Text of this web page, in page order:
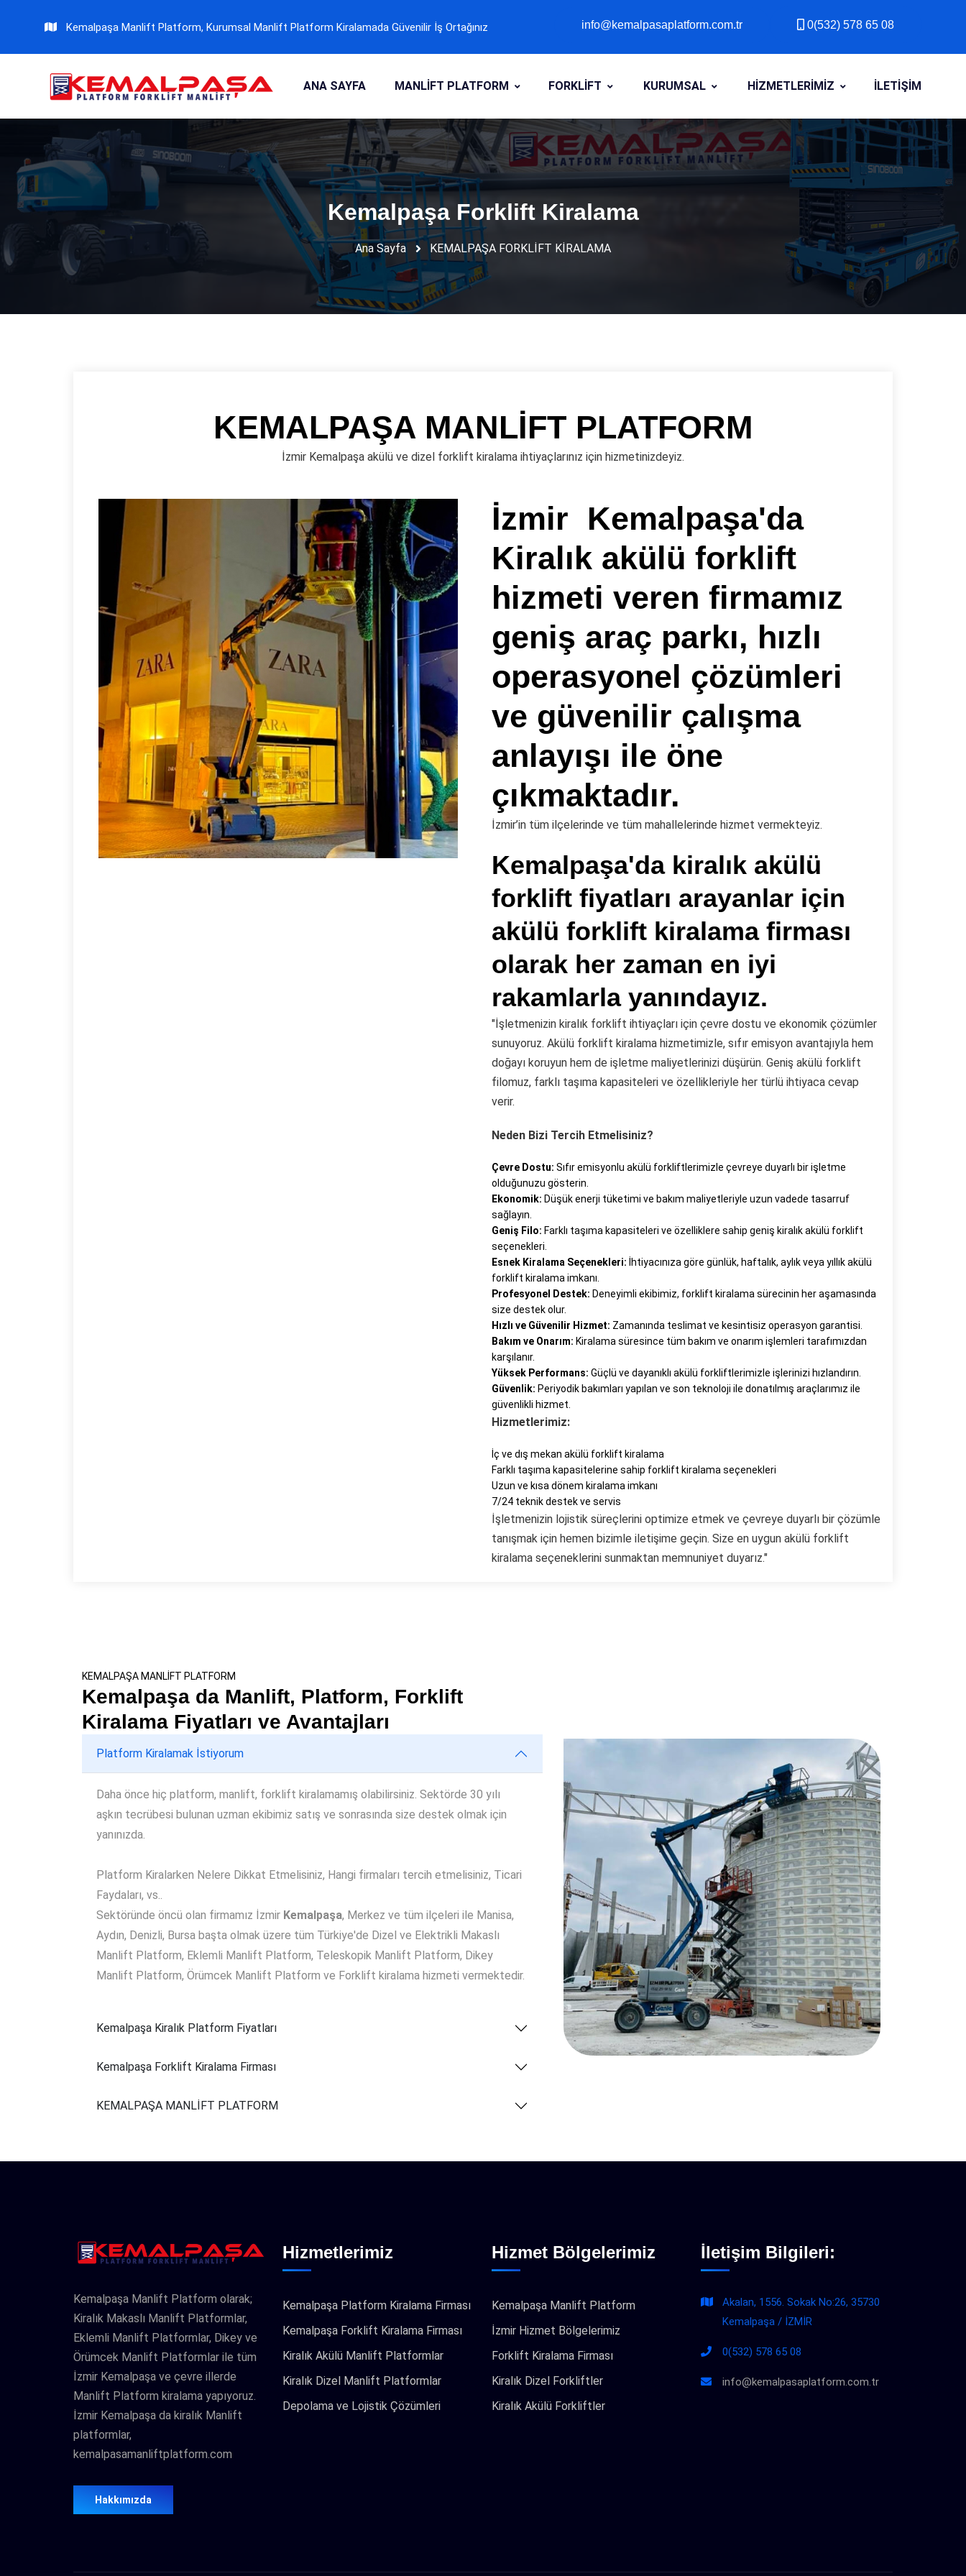
Kemalpaşa Manlift Platform, Kurumsal Manlift Platform Kiralamada Güvenilir İş Ortağınız
info@kemalpasaplatform.com.tr
0(532) 578 65 08
ANA SAYFA MANLİFT PLATFORM FORKLİFT KURUMSAL HİZMETLERİMİZ İLETİŞİM
Kemalpaşa Forklift Kiralama
Ana Sayfa KEMALPAŞA FORKLİFT KİRALAMA
KEMALPAŞA MANLİFT PLATFORM
İzmir Kemalpaşa akülü ve dizel forklift kiralama ihtiyaçlarınız için hizmetinizdeyiz.
İzmir Kemalpaşa'da
Kiralık akülü forklift
hizmeti veren firmamız
geniş araç parkı, hızlı
operasyonel çözümleri
ve güvenilir çalışma
anlayışı ile öne
çıkmaktadır.
İzmir’in tüm ilçelerinde ve tüm mahallelerinde hizmet vermekteyiz.
Kemalpaşa'da kiralık akülü
forklift fiyatları arayanlar için
akülü forklift kiralama firması
olarak her zaman en iyi
rakamlarla yanındayız.
"İşletmenizin kiralık forklift ihtiyaçları için çevre dostu ve ekonomik çözümler
sunuyoruz. Akülü forklift kiralama hizmetimizle, sıfır emisyon avantajıyla hem
doğayı koruyun hem de işletme maliyetlerinizi düşürün. Geniş akülü forklift
filomuz, farklı taşıma kapasiteleri ve özellikleriyle her türlü ihtiyaca cevap
verir.
Neden Bizi Tercih Etmelisiniz?
Çevre Dostu: Sıfır emisyonlu akülü forkliftlerimizle çevreye duyarlı bir işletme
olduğunuzu gösterin.
Ekonomik: Düşük enerji tüketimi ve bakım maliyetleriyle uzun vadede tasarruf
sağlayın.
Geniş Filo: Farklı taşıma kapasiteleri ve özelliklere sahip geniş kiralık akülü forklift
seçenekleri.
Esnek Kiralama Seçenekleri: İhtiyacınıza göre günlük, haftalık, aylık veya yıllık akülü
forklift kiralama imkanı.
Profesyonel Destek: Deneyimli ekibimiz, forklift kiralama sürecinin her aşamasında
size destek olur.
Hızlı ve Güvenilir Hizmet: Zamanında teslimat ve kesintisiz operasyon garantisi.
Bakım ve Onarım: Kiralama süresince tüm bakım ve onarım işlemleri tarafımızdan
karşılanır.
Yüksek Performans: Güçlü ve dayanıklı akülü forkliftlerimizle işlerinizi hızlandırın.
Güvenlik: Periyodik bakımları yapılan ve son teknoloji ile donatılmış araçlarımız ile
güvenlikli hizmet.
Hizmetlerimiz:
İç ve dış mekan akülü forklift kiralama
Farklı taşıma kapasitelerine sahip forklift kiralama seçenekleri
Uzun ve kısa dönem kiralama imkanı
7/24 teknik destek ve servis
İşletmenizin lojistik süreçlerini optimize etmek ve çevreye duyarlı bir çözümle
tanışmak için hemen bizimle iletişime geçin. Size en uygun akülü forklift
kiralama seçeneklerini sunmaktan memnuniyet duyarız."
KEMALPAŞA MANLİFT PLATFORM
Kemalpaşa da Manlift, Platform, Forklift
Kiralama Fiyatları ve Avantajları
Platform Kiralamak İstiyorum
Daha önce hiç platform, manlift, forklift kiralamamış olabilirsiniz. Sektörde 30 yılı
aşkın tecrübesi bulunan uzman ekibimiz satış ve sonrasında size destek olmak için
yanınızda.
Platform Kiralarken Nelere Dikkat Etmelisiniz, Hangi firmaları tercih etmelisiniz, Ticari
Faydaları, vs..
Sektöründe öncü olan firmamız İzmir Kemalpaşa, Merkez ve tüm ilçeleri ile Manisa,
Aydın, Denizli, Bursa başta olmak üzere tüm Türkiye'de Dizel ve Elektrikli Makaslı
Manlift Platform, Eklemli Manlift Platform, Teleskopik Manlift Platform, Dikey
Manlift Platform, Örümcek Manlift Platform ve Forklift kiralama hizmeti vermektedir.
Kemalpaşa Kiralık Platform Fiyatları
Kemalpaşa Forklift Kiralama Firması
KEMALPAŞA MANLİFT PLATFORM
Kemalpaşa Manlift Platform olarak;
Kiralık Makaslı Manlift Platformlar,
Eklemli Manlift Platformlar, Dikey ve
Örümcek Manlift Platformlar ile tüm
İzmir Kemalpaşa ve çevre illerde
Manlift Platform kiralama yapıyoruz.
İzmir Kemalpaşa da kiralık Manlift
platformlar,
kemalpasamanliftplatform.com
Hakkımızda
Hizmetlerimiz
Kemalpaşa Platform Kiralama Firması
Kemalpaşa Forklift Kiralama Firması
Kiralık Akülü Manlift Platformlar
Kiralık Dizel Manlift Platformlar
Depolama ve Lojistik Çözümleri
Hizmet Bölgelerimiz
Kemalpaşa Manlift Platform
İzmir Hizmet Bölgelerimiz
Forklift Kiralama Firması
Kiralık Dizel Forkliftler
Kiralık Akülü Forkliftler
İletişim Bilgileri:
Akalan, 1556. Sokak No:26, 35730
Kemalpaşa / İZMİR
0(532) 578 65 08
info@kemalpasaplatform.com.tr